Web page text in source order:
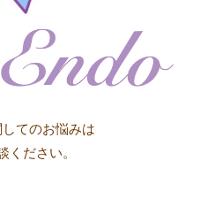
てのお悩みは
ください。